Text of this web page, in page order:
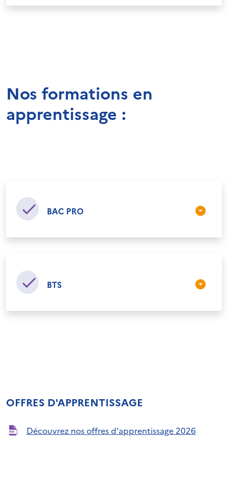
Nos formations en
apprentissage :
BAC PRO
BTS
OFFRES D'APPRENTISSAGE
Découvrez nos offres d'apprentissage 2026